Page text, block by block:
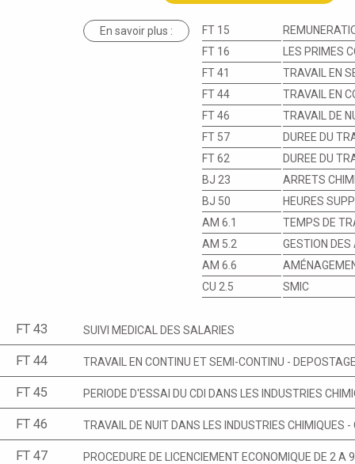
En savoir plus : FT 15
FT 16
LES PRIMES
FT 41
TRAVAIL EN
FT 44
TRAVAIL EN
FT 46
TRAVAIL DE
FT 57
DUREE DU
FT 62
DUREE DU
BJ 23
ARRETS
BJ 50
HEURES
AM 6.1
TEMPS DE
AM 5.2
GESTION
AM 6.6
CU 2.5
SMIC
FT 43 SUIVI MEDICAL DES SALARIES
FT 44 TRAVAIL EN CONTINU ET SEMI-CONTINU -
FT 45 PERIODE D'ESSAI DU CDI DANS LES INDUSTRIES
FT 46 TRAVAIL DE NUIT DANS LES INDUSTRIES CHIMIQUES
FT 47 PROCEDURE DE LICENCIEMENT ECONOMIQUE DE 2